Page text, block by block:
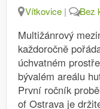
Vítkovice | Bez
Multižánrový
každoročně
úchvatném
bývalém areálu
První ročník
of Ostrava je